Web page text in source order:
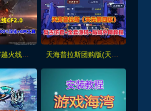
2026最新【穿越火线CF2.0】一键端,修复各种错误，全道具可买100%汉化+GM工具